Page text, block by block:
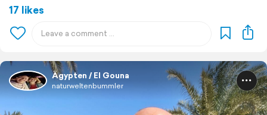
17 likes
Ägypten / El Gouna
naturweltenbummler